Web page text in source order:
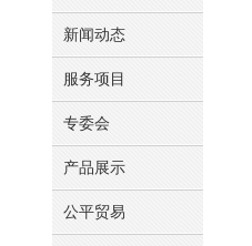
新闻动态
服务项目
专委会
产品展示
公平贸易